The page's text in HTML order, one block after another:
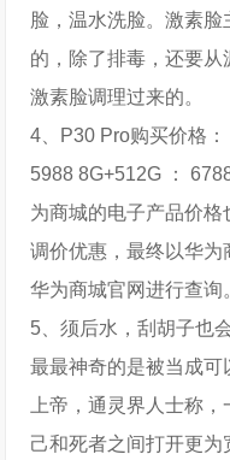
脸，温水洗脸。激素
的，除了排毒，还要
激素脸调理过来的。
4、P30 Pro购买价格：
5988 8G+512G ：
为商城的电子产品价
调价优惠，最终以华
华为商城官网进行查询
5、须后水，刮胡子也
最最神奇的是被当成
上帝，通灵界人士称
己和死者之间打开更